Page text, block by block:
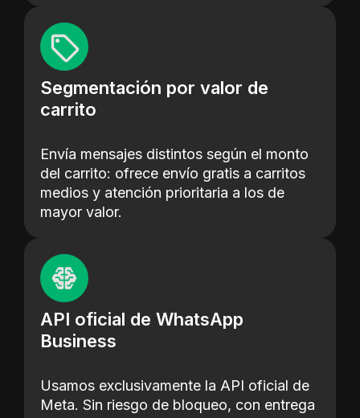
Segmentación por valor de
carrito
Envía mensajes distintos según el monto
del carrito: ofrece envío gratis a carritos
medios y atención prioritaria a los de
mayor valor.
API oficial de WhatsApp
Business
Usamos exclusivamente la API oficial de
Meta. Sin riesgo de bloqueo, con entrega